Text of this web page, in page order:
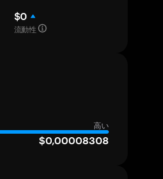
$0
流動性
高い
$0,00008308